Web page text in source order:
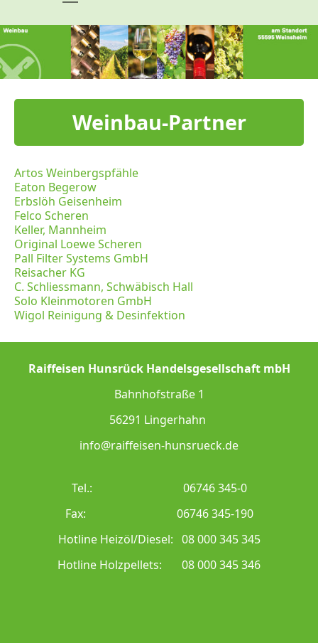
Weinbau-Partner
Artos Weinbergspfähle
Eaton Begerow
Erbslöh Geisenheim
Felco Scheren
Keller, Mannheim
Original Loewe Scheren
Pall Filter Systems GmbH
Reisacher KG
C. Schliessmann, Schwäbisch Hall
Solo Kleinmotoren GmbH
Wigol Reinigung & Desinfektion
Raiffeisen Hunsrück Handelsgesellschaft mbH
Bahnhofstraße 1
56291 Lingerhahn
info@raiffeisen-hunsrueck.de
Tel.: 06746 345-0
Fax: 06746 345-190
Hotline Heizöl/Diesel: 08 000 345 345
Hotline Holzpellets: 08 000 345 346